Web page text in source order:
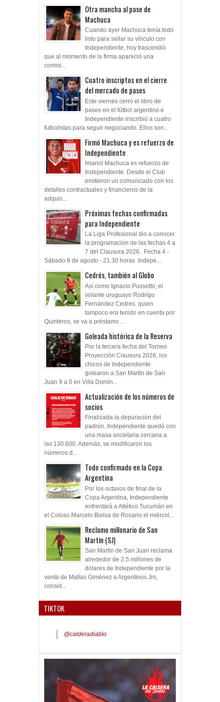
Otra mancha al pase de
Machuca
Cuando ayer Machuca tenía todo
listo para sellar su vínculo con
Independiente, hoy trascendió
que al momento de la firma apareció una
comisi...
Cuatro inscriptos en el cierre
del mercado de pases
Este viernes cerró el libro de
pases en el fútbol argentino e
Independiente inscribió a cuatro
futbolistas para seguir negociando. Ellos son...
Firmó Machuca y es refuerzo de
Independiente
Imanol Machuca es refuerzo de
Independiente. Desde el Club
emitieron un comunicado con los
detalles contractuales y financieros de la
adquis...
Próximas fechas confirmadas
para Independiente
La Liga Profesional dio a conocer
la programacion de las fechas 4 a
7 del Clausura 2026. Fecha 4 -
Sábado 8 de agosto - 21.30 horas Indepe...
Cedrés, también al Globo
Así como Ignacio Pussetto, el
volante uruguayo Rodrigo
Fernández Cedres, quien
tampoco era tenido en cuenta por
Quinteros, se va a préstamo ...
Goleada histórica de la Reserva
Por la tercera fecha del Torneo
Proyección Clausura 2026, los
chicos de Independiente
golearon a San Martín de San
Juan 9 a 0 en Villa Domín...
Actualización de los números de
socios
Finalizada la depuración del
padrón, Independiente quedó con
una masa societaria cercana a
las 130.600. Además, se modificaron los
números d...
Todo confirmado en la Copa
Argentina
Por los octavos de final de la
Copa Argentina, Independiente
enfrentará a Atlético Tucumán en
el Coloso Marcelo Bielsa de Rosario el miércol...
Reclamo millonario de San
Martín (SJ)
San Martín de San Juan reclama
alrededor de 2.5 millones de
dólares de Independiente por la
venta de Matías Giménez a Argentinos Jrs,
consid...
TIKTOK
@calderadiablo